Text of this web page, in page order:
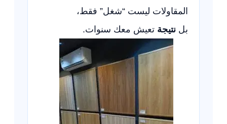
المقاولات ليست “شغل” فقط،
بل نتيجة تعيش معك سنوات.